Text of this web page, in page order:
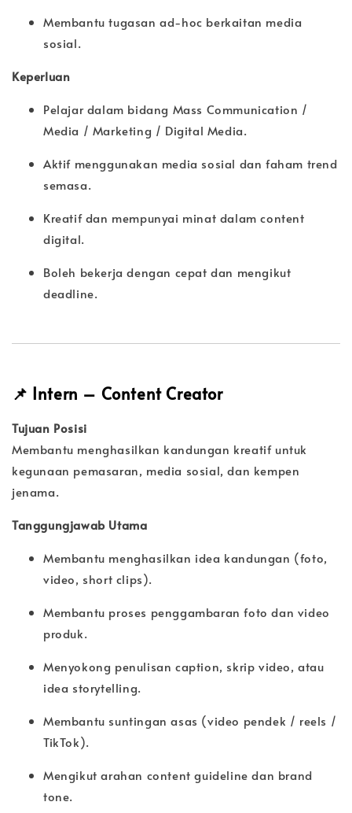
Membantu tugasan ad-hoc berkaitan media
sosial.
Keperluan
Pelajar dalam bidang Mass Communication /
Media / Marketing / Digital Media.
Aktif menggunakan media sosial dan faham trend
semasa.
Kreatif dan mempunyai minat dalam content
digital.
Boleh bekerja dengan cepat dan mengikut
deadline.
📌 Intern – Content Creator
Tujuan Posisi
Membantu menghasilkan kandungan kreatif untuk
kegunaan pemasaran, media sosial, dan kempen
jenama.
Tanggungjawab Utama
Membantu menghasilkan idea kandungan (foto,
video, short clips).
Membantu proses penggambaran foto dan video
produk.
Menyokong penulisan caption, skrip video, atau
idea storytelling.
Membantu suntingan asas (video pendek / reels /
TikTok).
Mengikut arahan content guideline dan brand
tone.